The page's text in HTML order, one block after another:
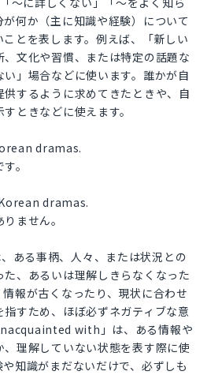
何か（主に知識や経験）について
とを表します。例えば、「新しい
文化や習慣、または特定の話題な
」場合などに使います。誰かが自
するように求めてきたときや、自
ときなどに使えます。
dramas.
。
dramas.
ません。
ある事柄、人々、または状況との
、あるいは理解しきらなくなった
報が古くなったり、現状に合わせ
すため、ほぼ必ずネガティブな意
with」は、ある情報や
理解していない状態を表す際に使
知識がまだないだけで、必ずしも